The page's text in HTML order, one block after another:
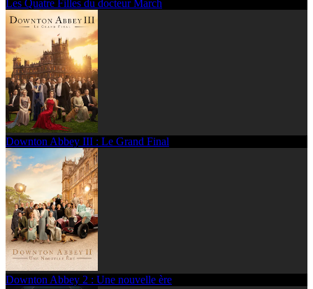
Les Quatre Filles du docteur March
Downton Abbey III : Le Grand Final
Downton Abbey 2 : Une nouvelle ère